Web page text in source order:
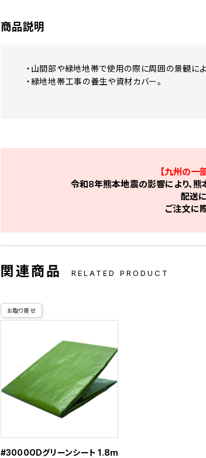
商品説明
・山間部や緑地地帯で使用の際に周囲の景観によ
・緑地地帯工事の養生や資材カバー。
【九州の一
令和8年熊本地震の影響により、
配送
ご注文に
関連商品 RELATED PRODUCT
お取り寄せ
#3000ODグリーンシート 1.8m